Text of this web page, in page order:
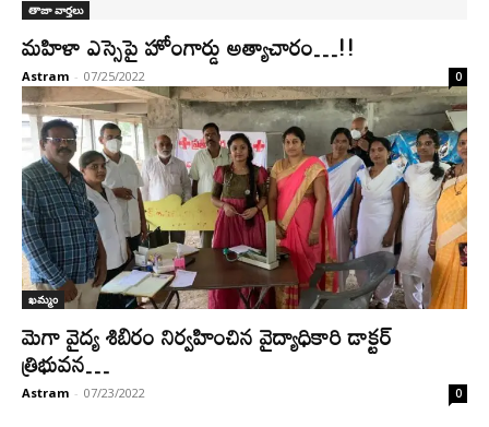
తాజా వార్తలు
మహిళా ఎస్సెపై హోంగార్డు అత్యాచారం…!!
Astram - 07/25/2022 0
ఖమ్మం
మెగా వైద్య శిబిరం నిర్వహించిన వైద్యాధికారి డాక్టర్
త్రిభువన…
Astram - 07/23/2022 0